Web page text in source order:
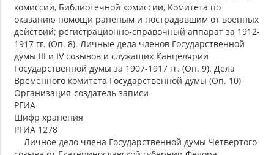
комиссии, Библиотечной комиссии, Комитета по
оказанию помощи раненым и пострадавшим от военных
действий; регистрационно-справочный аппарат за 1912-
1917 гг. (Оп. 8). Личные дела членов Государственной
думы III и IV созывов и служащих Канцелярии
Государственной думы за 1907-1917 гг. (Оп. 9). Дела
Временного комитета Государственной думы (Оп. 10)
Организация-создатель записи
РГИА
Шифр хранения
РГИА 1278
Личное дело члена Государственной думы Четвертого